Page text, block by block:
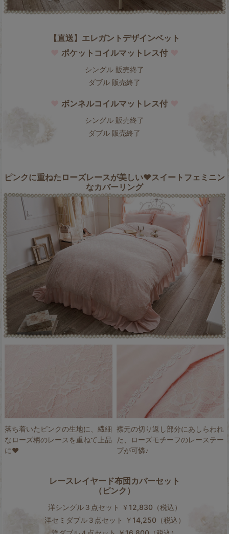
【直送】エレガントデザインベット
ポケットコイルマットレス付
シングル 販売終了
ダブル 販売終了
ボンネルコイルマットレス付
シングル 販売終了
ダブル 販売終了
ピンクに重ねたローズレースが美しい♥スイートフェミニン
なカバーリング
落ち着いたピンクの生地に、繊細
なローズ柄のレースを重ねて上品
に♥
襟元の切り返し部分にあしらわれ
た、ローズモチーフのレーステー
プが可憐♪
レースレイヤード布団カバーセット
（ピンク）
洋シングル３点セット ￥12,830（税込）
洋セミダブル３点セット ￥14,250（税込）